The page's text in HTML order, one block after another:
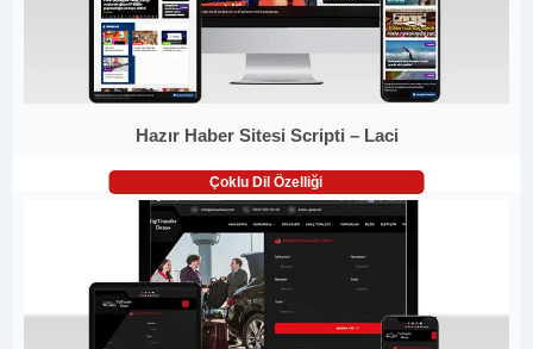
Hazır Haber Sitesi Scripti – Laci
Çoklu Dil Özelliği